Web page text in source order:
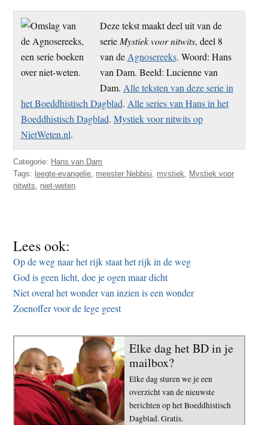
Deze tekst maakt deel uit van de
serie Mystiek voor nitwits, deel 8
van de Agnosereeks. Woord: Hans
van Dam. Beeld: Lucienne van
Dam. Alle teksten van deze serie in
het Boeddhistisch Dagblad. Alle series van Hans in het
Boeddhistisch Dagblad. Mystiek voor nitwits op
NietWeten.nl.
Categorie: Hans van Dam
Tags: leegte-evangelie, meester Nebbisj, mystiek, Mystiek voor
nitwits, niet-weten
Lees ook:
Op de weg naar het rijk staat het rijk in de weg
God is geen licht, doe je ogen maar dicht
Niet overal het wonder van inzien is een wonder
Zoenoffer voor de lege geest
Elke dag het BD in je
mailbox?
Elke dag sturen we je een
overzicht van de nieuwste
berichten op het Boeddhistisch
Dagblad. Gratis.